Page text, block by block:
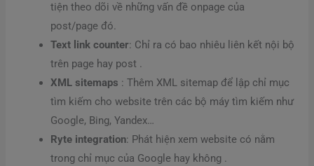
tiện theo dõi về những vấn đề onpage của
post/page đó.
Text link counter: Chỉ ra có bao nhiêu liên kết nội bộ
trên page hay post .
XML sitemaps : Thêm XML sitemap để lập chỉ mục
tìm kiếm cho website trên các bộ máy tìm kiếm như
Google, Bing, Yandex…
Ryte integration: Phát hiện xem website có nằm
trong chỉ mục của Google hay không .